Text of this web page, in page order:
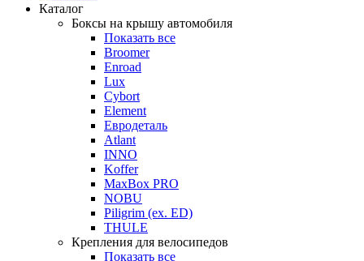
Каталог
Боксы на крышу автомобиля
Показать все
Broomer
Enroad
Lux
Cybort
Element
Евродеталь
Atlant
INNO
Koffer
MaxBox PRO
NOBU
Piligrim (ex. ED)
THULE
Крепления для велосипедов
Показать все